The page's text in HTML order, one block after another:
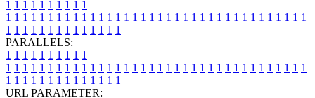
1 1 1 1 1 1 1 1 1 1
1 1 1 1 1 1 1 1 1 1 1 1 1 1 1 1 1 1 1 1 1 1 1 1 1 1 1 1 1 1 1 1 1 1 1 1
1 1 1 1 1 1 1 1 1 1 1 1 1 1
PARALLELS:
1 1 1 1 1 1 1 1 1 1
1 1 1 1 1 1 1 1 1 1 1 1 1 1 1 1 1 1 1 1 1 1 1 1 1 1 1 1 1 1 1 1 1 1 1 1
1 1 1 1 1 1 1 1 1 1 1 1 1 1
URL PARAMETER: